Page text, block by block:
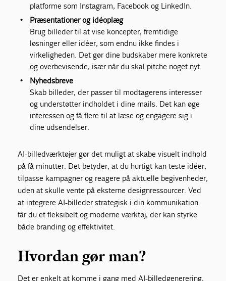
platforme som Instagram, Facebook og LinkedIn.
Præsentationer og idéoplæg
Brug billeder til at vise koncepter, fremtidige
løsninger eller idéer, som endnu ikke findes i
virkeligheden. Det gør dine budskaber mere konkrete
og overbevisende, især når du skal pitche noget nyt.
Nyhedsbreve
Skab billeder, der passer til modtagerens interesser
og understøtter indholdet i dine mails. Det kan øge
interessen og få flere til at læse og engagere sig i
dine udsendelser.
AI-billedværktøjer gør det muligt at skabe visuelt indhold
på få minutter. Det betyder, at du hurtigt kan teste idéer,
tilpasse kampagner og reagere på aktuelle begivenheder,
uden at skulle vente på eksterne designressourcer. Ved
at integrere AI-billeder strategisk i din kommunikation
får du et fleksibelt og moderne værktøj, der kan styrke
både branding og effektivitet.
Hvordan gør man?
Det er enkelt at komme i gang med AI-billedgenerering,